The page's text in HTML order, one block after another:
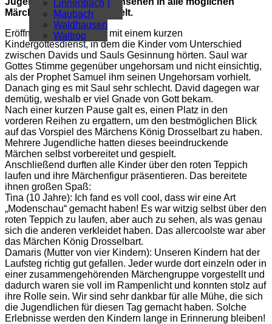
Überregional
Alle Artikel
Linnenbach
Maubach
Waldhausen
Waltrop
Märchenfiguren verwandelt.
Eröffnet wurde das Fest mit einem kurzen
Kindergottesdienst, in dem die Kinder vom Unterschied
zwischen Davids und Sauls Gesinnung hörten. Saul war
Gottes Stimme gegenüber ungehorsam und nicht einsichtig,
als der Prophet Samuel ihm seinen Ungehorsam vorhielt.
Danach ging es mit Saul sehr schlecht. David dagegen war
demütig, weshalb er viel Gnade von Gott bekam.
Nach einer kurzen Pause galt es, einen Platz in den
vorderen Reihen zu ergattern, um den bestmöglichen Blick
auf das Vorspiel des Märchens König Drosselbart zu haben.
Mehrere Jugendliche hatten dieses beeindruckende
Märchen selbst vorbereitet und gespielt.
Anschließend durften alle Kinder über den roten Teppich
laufen und ihre Märchenfigur präsentieren. Das bereitete
ihnen großen Spaß:
Tina (10 Jahre): Ich fand es voll cool, dass wir eine Art
„Modenschau“ gemacht haben! Es war witzig selbst über den
roten Teppich zu laufen, aber auch zu sehen, als was genau
sich die anderen verkleidet haben. Das allercoolste war aber
das Märchen König Drosselbart.
Damaris (Mutter von vier Kindern): Unseren Kindern hat der
Laufsteg richtig gut gefallen. Jeder wurde dort einzeln oder in
einer zusammengehörenden Märchengruppe vorgestellt und
dadurch waren sie voll im Rampenlicht und konnten stolz auf
ihre Rolle sein. Wir sind sehr dankbar für alle Mühe, die sich
die Jugendlichen für diesen Tag gemacht haben. Solche
Erlebnisse werden den Kindern lange in Erinnerung bleiben!